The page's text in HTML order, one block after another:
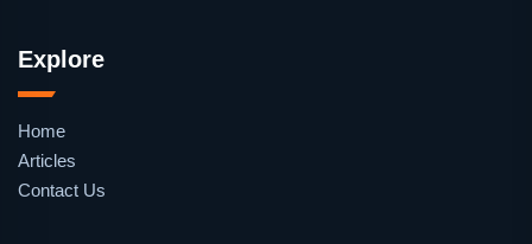
Explore
Home
Articles
Contact Us